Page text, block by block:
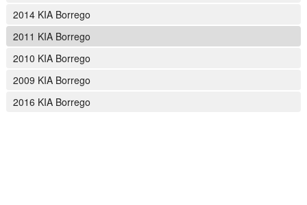
2014 KIA Borrego
2011 KIA Borrego
2010 KIA Borrego
2009 KIA Borrego
2016 KIA Borrego